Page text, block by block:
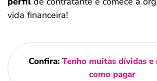
vida financeira!
Confira: Tenho muitas dívidas e
como pagar